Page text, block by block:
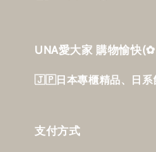
UNA愛大家 購物愉快‎
🇯🇵日本專櫃精品、日系
支付方式